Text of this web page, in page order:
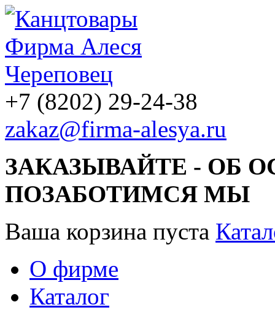
+7 (8202) 29-24-38
zakaz@firma-alesya.ru
ЗАКАЗЫВАЙТЕ - ОБ
ПОЗАБОТИМСЯ МЫ
Ваша корзина пуста
О фирме
Каталог